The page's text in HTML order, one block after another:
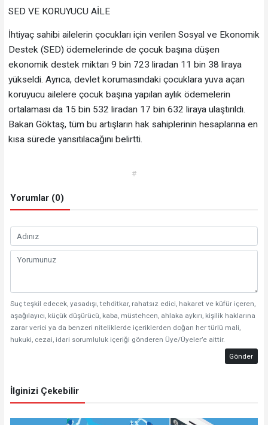
SED VE KORUYUCU AİLE
İhtiyaç sahibi ailelerin çocukları için verilen Sosyal ve Ekonomik
Destek (SED) ödemelerinde de çocuk başına düşen
ekonomik destek miktarı 9 bin 723 liradan 11 bin 38 liraya
yükseldi. Ayrıca, devlet korumasındaki çocuklara yuva açan
koruyucu ailelere çocuk başına yapılan aylık ödemelerin
ortalaması da 15 bin 532 liradan 17 bin 632 liraya ulaştırıldı.
Bakan Göktaş, tüm bu artışların hak sahiplerinin hesaplarına en
kısa sürede yansıtılacağını belirtti.
#
Yorumlar (0)
Suç teşkil edecek, yasadışı, tehditkar, rahatsız edici, hakaret ve küfür içeren,
aşağılayıcı, küçük düşürücü, kaba, müstehcen, ahlaka aykırı, kişilik haklarına
zarar verici ya da benzeri niteliklerde içeriklerden doğan her türlü mali,
hukuki, cezai, idari sorumluluk içeriği gönderen Üye/Üyeler’e aittir.
Gönder
İlginizi Çekebilir